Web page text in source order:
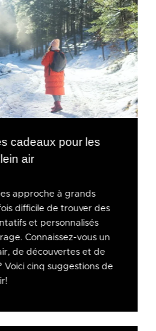
cadeaux pour les
air
approche à grands
difficile de trouver des
et personnalisés
Connaissez-vous un
de découvertes et de
Voici cinq suggestions de